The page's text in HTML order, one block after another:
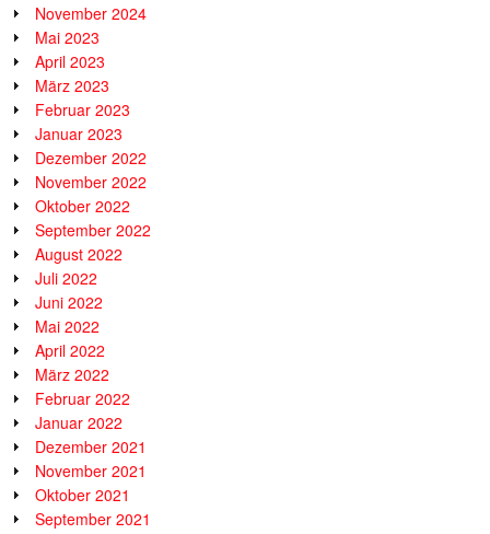
November 2024
Mai 2023
April 2023
März 2023
Februar 2023
Januar 2023
Dezember 2022
November 2022
Oktober 2022
September 2022
August 2022
Juli 2022
Juni 2022
Mai 2022
April 2022
März 2022
Februar 2022
Januar 2022
Dezember 2021
November 2021
Oktober 2021
September 2021